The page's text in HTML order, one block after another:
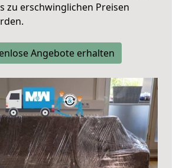
zu erschwinglichen Preisen
Angebote erhalten